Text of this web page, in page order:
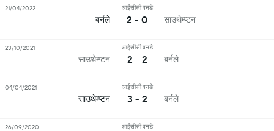
बर्नले
आईसीसी वनडे
2 - 0 साउथेम्प्टन
21/04/2022
साउथेम्प्टन
आईसीसी वनडे
2 - 2 बर्नले
23/10/2021
साउथेम्प्टन
आईसीसी वनडे
3 - 2 बर्नले
04/04/2021
आईसीसी वनडे
26/09/2020